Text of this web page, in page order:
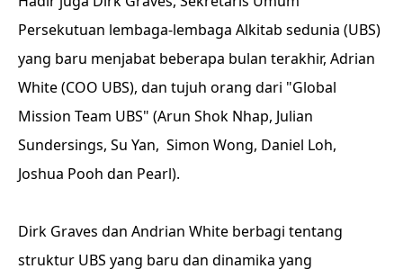
Persekutuan lembaga-lembaga Alkitab sedunia (UBS)
yang baru menjabat beberapa bulan terakhir, Adrian
White (COO UBS), dan tujuh orang dari "Global
Mission Team UBS" (Arun Shok Nhap, Julian
Sundersings, Su Yan, Simon Wong, Daniel Loh,
Joshua Pooh dan Pearl).
Dirk Graves dan Andrian White berbagi tentang
struktur UBS yang baru dan dinamika yang